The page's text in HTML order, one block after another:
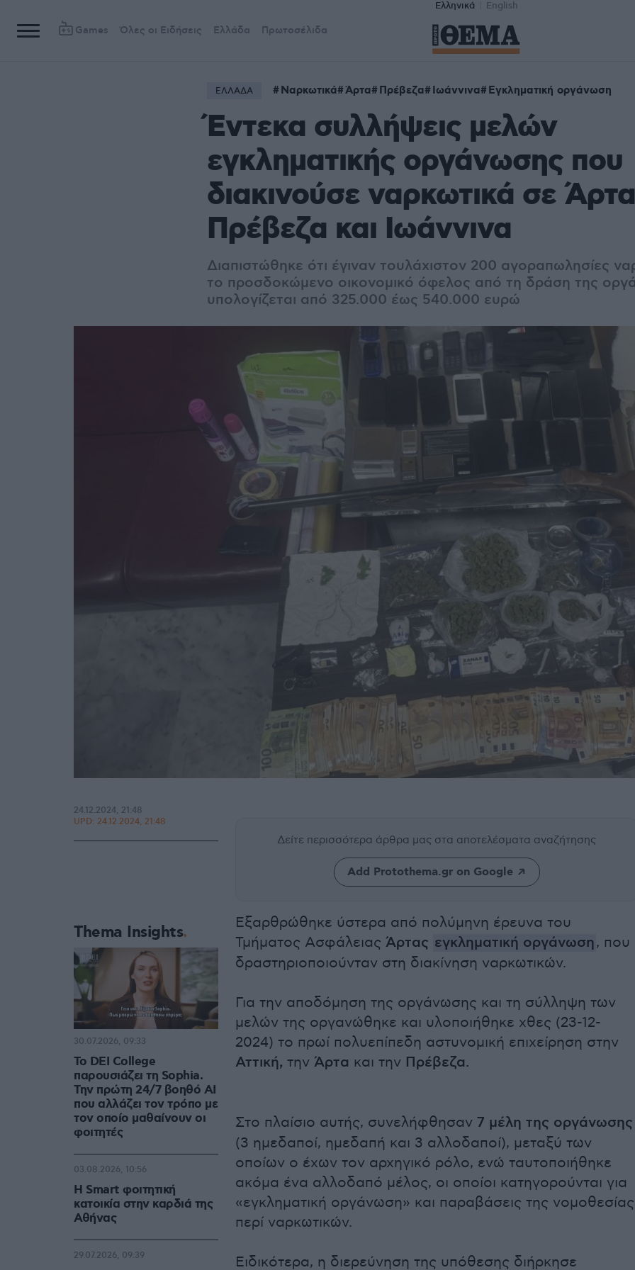
Ελληνικά English
Games Όλες οι Ειδήσεις Ελλάδα Πρωτοσέλιδα
ΕΛΛΑΔΑ Ναρκωτικά Άρτα Πρέβεζα Ιωάννινα Εγκληματική οργάνωση
Έντεκα συλλήψεις μελών
εγκληματικής οργάνωσης που
διακινούσε ναρκωτικά σε
Πρέβεζα και Ιωάννινα
Διαπιστώθηκε ότι έγιναν τουλάχιστον 200 αγοραπωλησίες
το προσδοκώμενο οικονομικό όφελος από τη δράση της
υπολογίζεται από 325.000 έως 540.000 ευρώ
Δείτε περισσότερα άρθρα μας στα αποτελέσματα αναζήτησης
Add Protothema.gr on Google
Εξαρθρώθηκε ύστερα από πολύμηνη έρευνα του
Τμήματος Ασφάλειας Άρτας εγκληματική οργάνωση, που
δραστηριοποιούνταν στη διακίνηση ναρκωτικών.
Για την αποδόμηση της οργάνωσης και τη σύλληψη των
μελών της οργανώθηκε και υλοποιήθηκε χθες (23-12-
2024) το πρωί πολυεπίπεδη αστυνομική επιχείρηση στην
Αττική, την Άρτα και την Πρέβεζα.
Στο πλαίσιο αυτής, συνελήφθησαν 7 μέλη της οργάνωσης
(3 ημεδαποί, ημεδαπή και 3 αλλοδαποί), μεταξύ των
οποίων ο έχων τον αρχηγικό ρόλο, ενώ ταυτοποιήθηκε
ακόμα ένα αλλοδαπό μέλος, οι οποίοι κατηγορούνται για
«εγκληματική οργάνωση» και παραβάσεις της νομοθεσίας
περί ναρκωτικών.
Ειδικότερα, η διερεύνηση της υπόθεσης διήρκησε
24.12.2024, 21:48
UPD: 24.12.2024, 21:48
Thema Insights
Το DEI College
παρουσιάζει τη Sophia.
Την πρώτη 24/7 βοηθό AI
που αλλάζει τον τρόπο με
τον οποίο μαθαίνουν οι
φοιτητές
30.07.2026, 09:33
Η Smart φοιτητική
κατοικία στην καρδιά της
Αθήνας
03.08.2026, 10:56
29.07.2026, 09:39